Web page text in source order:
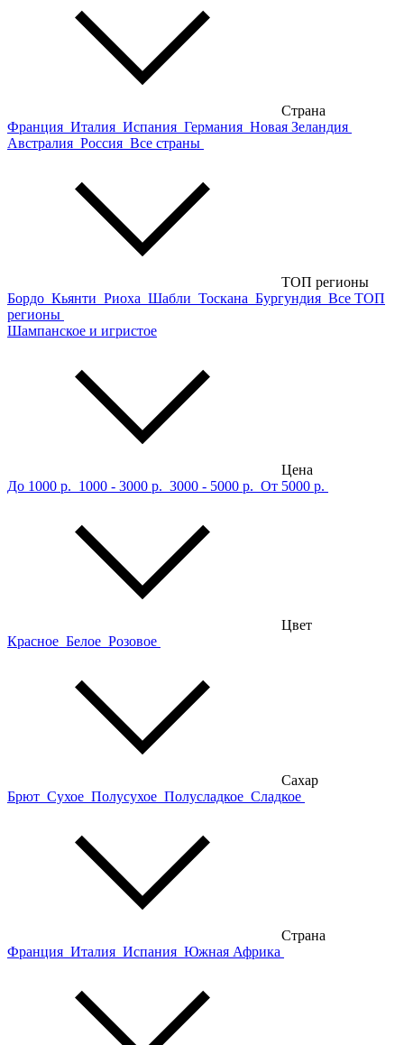
Страна
Франция Италия Испания Германия Новая Зеландия
Австралия Россия Все страны
ТОП регионы
Бордо Кьянти Риоха Шабли Тоскана Бургундия Все ТОП
регионы
Шампанское и игристое
Цена
До 1000 р. 1000 - 3000 р. 3000 - 5000 р. От 5000 р.
Цвет
Красное Белое Розовое
Сахар
Брют Сухое Полусухое Полусладкое Сладкое
Страна
Франция Италия Испания Южная Африка